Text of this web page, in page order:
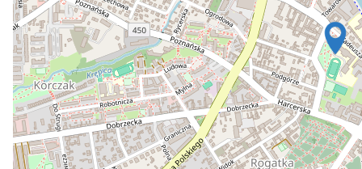
Україна
Zamknij